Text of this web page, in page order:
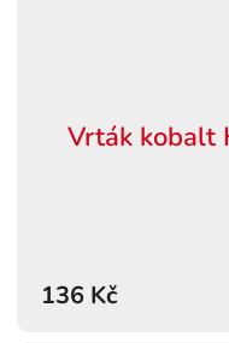
Vrták kobalt
136 Kč